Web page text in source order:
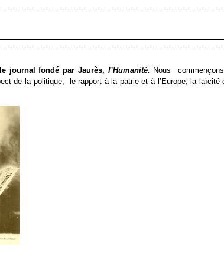
journal fondé par Jaurès, l’Humanité. Nous
de la politique,
le rapport à la patrie et à l’Europe, la